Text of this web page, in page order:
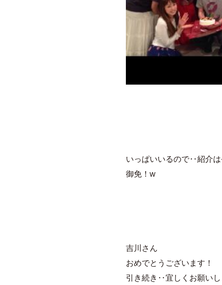
いっぱいいるので‥紹介
御免！w
吉川さん
おめでとうございます！
引き続き‥宜しくお願い